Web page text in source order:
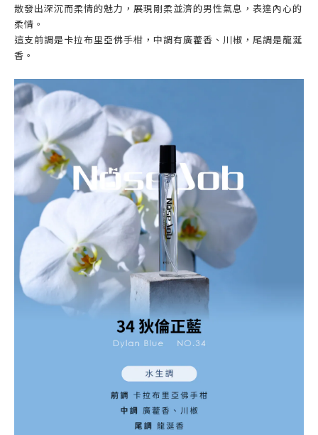
散發出深沉而柔情的魅力，展現剛柔並濟的男性氣息，表達內心的
柔情。
這支前調是卡拉布里亞佛手柑，中調有廣藿香、川椒，尾調是龍涎
香。